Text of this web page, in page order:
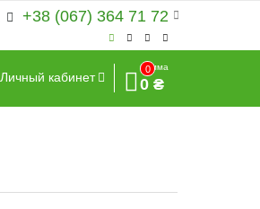
+38 (067) 364 71 72
Личный кабинет
0
Сумма
0 ₴